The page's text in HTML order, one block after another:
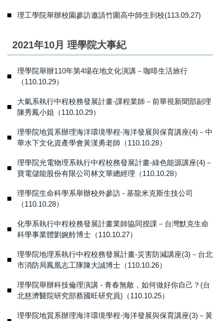
理工學院舉辦校園參訪邀請竹圍高中師生到校(113.09.27)
2021年10月 理學院大事紀
理學院舉辦110年第4場在地文化演講－咖啡生活旅行
（110.10.29）
大氣系執行中程校務發展計畫-課程業師－前華視新聞部副理
陳秀鳳小姐（110.10.29）
理學院地質系辦理海洋環境學程-海洋發展與保育講座(4)－中
華水下文化資產學會黃漢勇老師（110.10.28）
理學院光電物理系執行中程校務發展計畫-綠色能源講座(4)－
寶電儲能股份有限公司林文華總經理（110.10.28）
理學院生命科學系舉辦校外參訪 - 基龍米克斯生技公司
（110.10.28）
化學系執行中程校務發展計畫業師協同授課－台灣默克生命
科學事業體劉婉舲博士（110.10.27）
理學院地理系執行中程校務發展計畫-災害防減講座(3)－台北
市消防局鳳凰志工隊陳大誠博士（110.10.26）
理學院舉辦科技倫理演講 - 青春無敵，如何做好你自己？(台
北慈濟醫院研究部蔡國旺研究員)（110.10.25）
理學院地質系辦理海洋環境學程-海洋發展與保育講座(3)－黃